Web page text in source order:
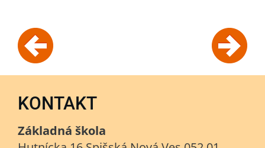
KONTAKT
Základná škola